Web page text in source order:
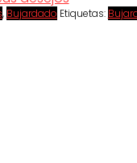
, Bujardado Etiquetas: